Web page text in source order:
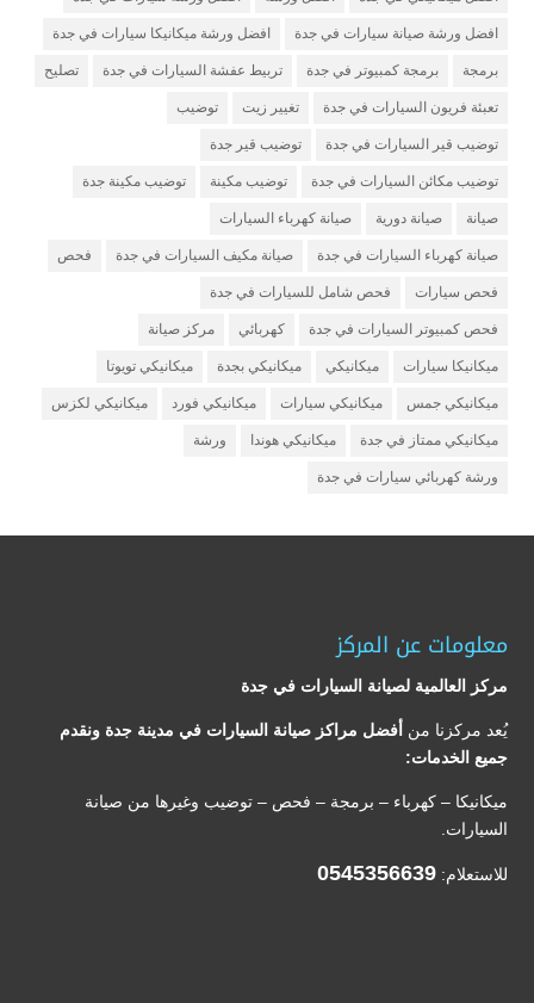
افضل ورشة صيانة سيارات في جدة افضل ورشة ميكانيكا سيارات في جدة
برمجة برمجة كمبيوتر في جدة تربيط عفشة السيارات في جدة تصليح
تعبئة فريون السيارات في جدة تغيير زيت توضيب
توضيب قير السيارات في جدة توضيب قير جدة
توضيب مكائن السيارات في جدة توضيب مكينة توضيب مكينة جدة
صيانة صيانة دورية صيانة كهرباء السيارات
صيانة كهرباء السيارات في جدة صيانة مكيف السيارات في جدة فحص
فحص سيارات فحص شامل للسيارات في جدة
فحص كمبيوتر السيارات في جدة كهربائي مركز صيانة
ميكانيكا سيارات ميكانيكي ميكانيكي بجدة ميكانيكي تويوتا
ميكانيكي جمس ميكانيكي سيارات ميكانيكي فورد ميكانيكي لكزس
ميكانيكي ممتاز في جدة ميكانيكي هوندا ورشة
ورشة كهربائي سيارات في جدة
معلومات عن المركز
مركز العالمية لصيانة السيارات في جدة
يُعد مركزنا من أفضل مراكز صيانة السيارات في مدينة جدة ونقدم
جميع الخدمات:
ميكانيكا – كهرباء – برمجة – فحص – توضيب وغيرها من صيانة
السيارات.
للاستعلام: 0545356639